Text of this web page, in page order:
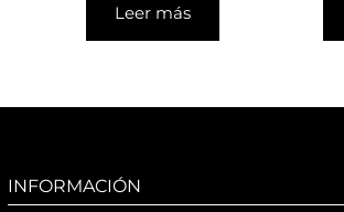
Leer más
INFORMACIÓN